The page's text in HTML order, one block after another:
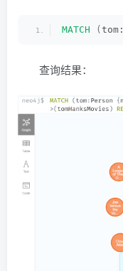
MATCH (
查询结果：